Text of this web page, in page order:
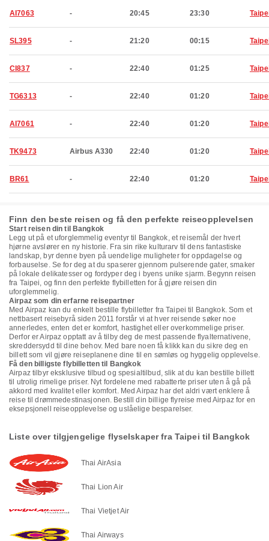
AI7063 - 20:45 23:30
SL395 - 21:20 00:15
CI837 - 22:40 01:25
TG6313 - 22:40 01:20
AI7061 - 22:40 01:20
TK9473 Airbus A330 22:40 01:20
BR61 - 22:40 01:20
Finn den beste reisen og få den perfekte reiseopplevelsen
Start reisen din til Bangkok
Legg ut på et uforglemmelig eventyr til Bangkok, et reisemål der hvert
hjørne avslører en ny historie. Fra sin rike kulturarv til dens fantastiske
landskap, byr denne byen på uendelige muligheter for oppdagelse og
forbauselse. Se for deg at du spaserer gjennom pulserende gater, smaker
på lokale delikatesser og fordyper deg i byens unike sjarm. Begynn reisen
fra Taipei, og finn den perfekte flybilletten for å gjøre reisen din
uforglemmelig.
Airpaz som din erfarne reisepartner
Med Airpaz kan du enkelt bestille flybilletter fra Taipei til Bangkok. Som et
nettbasert reisebyrå siden 2011 forstår vi at hver reisende søker noe
annerledes, enten det er komfort, hastighet eller overkommelige priser.
Derfor er Airpaz opptatt av å tilby deg de mest passende flyalternativene,
skreddersydd til dine behov. Med bare noen få klikk kan du sikre deg en
billett som vil gjøre reiseplanene dine til en sømløs og hyggelig opplevelse.
Få den billigste flybilletten til Bangkok
Airpaz tilbyr eksklusive tilbud og spesialtilbud, slik at du kan bestille billett
til utrolig rimelige priser. Nyt fordelene med rabatterte priser uten å gå på
akkord med kvalitet eller komfort. Med Airpaz har det aldri vært enklere å
reise til drømmedestinasjonen. Bestill din billige flyreise med Airpaz for en
eksepsjonell reiseopplevelse og uslåelige besparelser.
Liste over tilgjengelige flyselskaper fra Taipei til Bangkok
Thai AirAsia
Thai Lion Air
Thai Vietjet Air
Thai Airways